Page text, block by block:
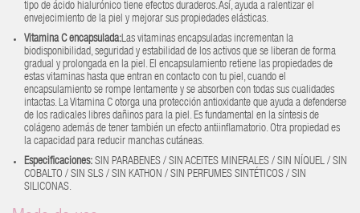
tipo de ácido hialurónico tiene efectos duraderos. Así, ayuda a ralentizar el
envejecimiento de la piel y mejorar sus propiedades elásticas.
Vitamina C encapsulada:Las vitaminas encapsuladas incrementan la
biodisponibilidad, seguridad y estabilidad de los activos que se liberan de forma
gradual y prolongada en la piel. El encapsulamiento retiene las propiedades de
estas vitaminas hasta que entran en contacto con tu piel, cuando el
encapsulamiento se rompe lentamente y se absorben con todas sus cualidades
intactas. La Vitamina C otorga una protección antioxidante que ayuda a defenderse
de los radicales libres dañinos para la piel. Es fundamental en la síntesis de
colágeno además de tener también un efecto antiinflamatorio. Otra propiedad es
la capacidad para reducir manchas cutáneas.
Especificaciones: SIN PARABENES / SIN ACEITES MINERALES / SIN NÍQUEL / SIN
COBALTO / SIN SLS / SIN KATHON / SIN PERFUMES SINTÉTICOS / SIN
SILICONAS.